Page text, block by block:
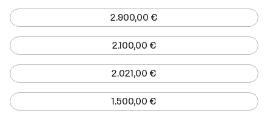
2.900,00 €
2.100,00 €
2.021,00 €
1.500,00 €